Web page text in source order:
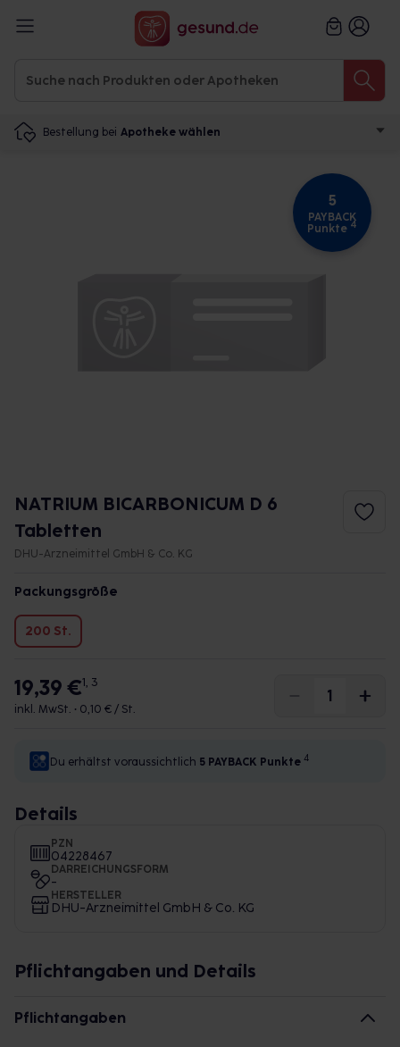
Bestellung bei Apotheke wählen
5
PAYBACK
Punkte 4
NATRIUM BICARBONICUM D 6
Tabletten
DHU-Arzneimittel GmbH & Co. KG
Packungsgröße
200 St.
19,39 €1, 3
inkl. MwSt. • 0,10 € / St.
Du erhältst voraussichtlich 5 PAYBACK Punkte 4
Details
PZN
04228467
DARREICHUNGSFORM
-
HERSTELLER
DHU-Arzneimittel GmbH & Co. KG
Pflichtangaben und Details
Pflichtangaben